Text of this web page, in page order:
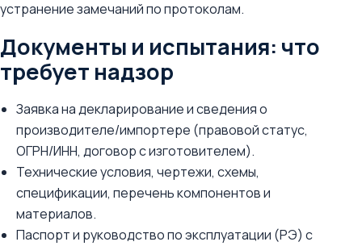
устранение замечаний по протоколам.
Документы и испытания: что
требует надзор
Заявка на декларирование и сведения о
производителе/импортере (правовой статус,
ОГРН/ИНН, договор с изготовителем).
Технические условия, чертежи, схемы,
спецификации, перечень компонентов и
материалов.
Паспорт и руководство по эксплуатации (РЭ) с